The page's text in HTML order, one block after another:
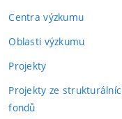
Centra výzkumu
Oblasti výzkumu
Projekty
Projekty ze
fondů